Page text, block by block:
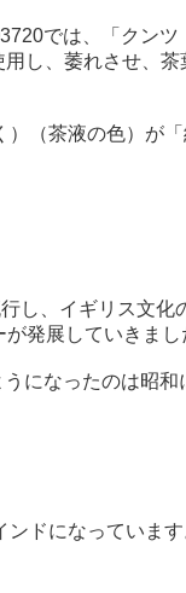
では、「クン
し、萎れさせ、
（茶液の色）が
し、イギリス文化
発展していきまし
になったのは昭和
ドになっています